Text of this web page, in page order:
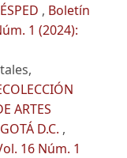
, Boletín
1 (2024):
ARTES
D.C. ,
16 Núm. 1